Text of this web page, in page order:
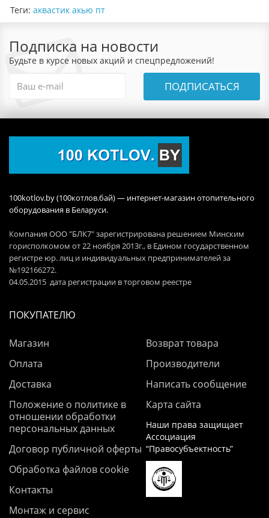
Теги: аквастик акью пт
Подписка на новости
Будьте в курсе новых акций и спецпредложений!
ПОДПИСАТЬСЯ
100kotlov.by (100котлов.бай) — интернет-магазин отопительного
оборудования в Беларуси.
Компания ООО "БЛК7" зарегистрирована решением Минским
горисполкомом от 22 ноября 2013г., в Едином государственном
регистре юр. лиц и индивидуальных предпринимателей за
№192166272.
04.05.2015 дата регистрации в торговом реестре
ПОКУПАТЕЛЮ
Магазин
Оплата
Доставка
Положение о политике в
отношении обработки
персональных данных
Договор публичной оферты
Обработка файлов cookie
Контакты
Монтаж и сервис
Возврат товара
Производители
Написать сообщение
Карта сайта
Наши права защищает
Ассоциация
“Правосубъектность”